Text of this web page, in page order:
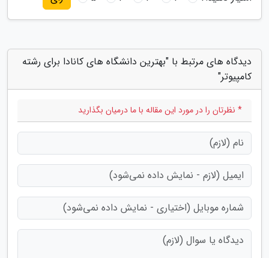
دیدگاه های مرتبط با "بهترین دانشگاه های کانادا برای رشته
کامپیوتر"
* نظرتان را در مورد این مقاله با ما درمیان بگذارید